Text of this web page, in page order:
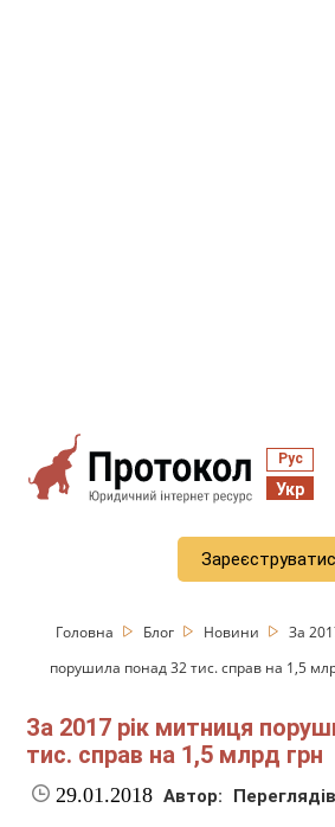
Рус
Укр
Головна Блог Новини
За
порушила понад 32 тис. справ на 1,5
За 2017 рік митниця
тис. справ на 1,5 млрд грн
29.01.2018 Автор: